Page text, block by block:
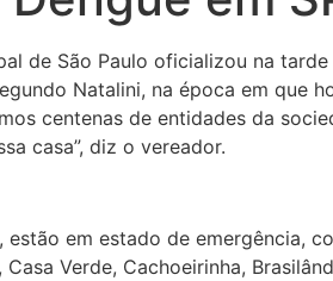
de São Paulo oficializou na
Natalini, na época em que
centenas de entidades da
casa”, diz o vereador.
em estado de emergência,
Verde, Cachoeirinha,